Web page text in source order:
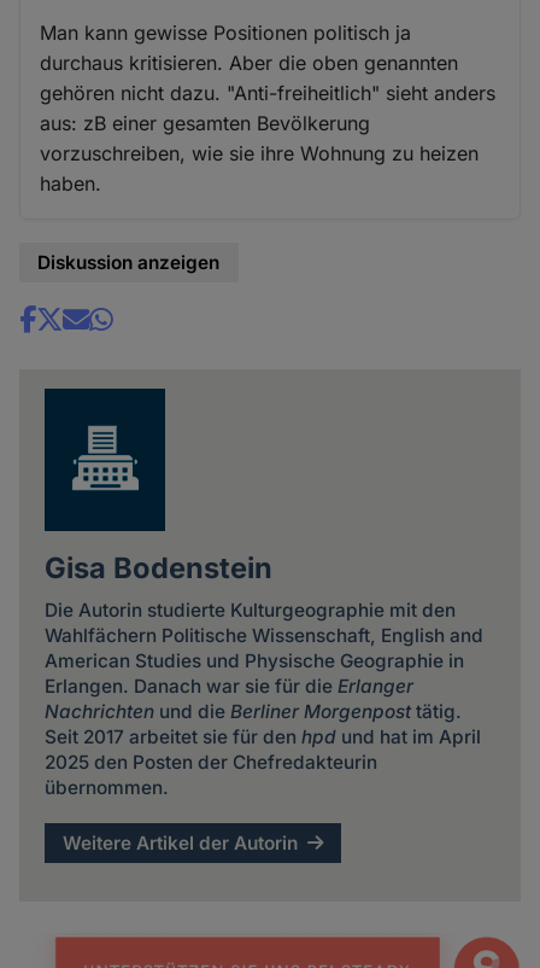
Man kann gewisse Positionen politisch ja
durchaus kritisieren. Aber die oben genannten
gehören nicht dazu. "Anti-freiheitlich" sieht anders
aus: zB einer gesamten Bevölkerung
vorzuschreiben, wie sie ihre Wohnung zu heizen
haben.
Diskussion anzeigen
Share
Gisa Bodenstein
Die Autorin studierte Kulturgeographie mit den
Wahlfächern Politische Wissenschaft, English and
American Studies und Physische Geographie in
Erlangen. Danach war sie für die Erlanger
Nachrichtenund die Berliner Morgenposttätig.
Seit 2017 arbeitet sie für den hpdund hat im April
2025 den Posten der Chefredakteurin
übernommen.
Weitere Artikel der Autorin